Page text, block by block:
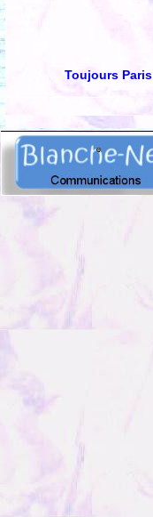
Toujours Paris